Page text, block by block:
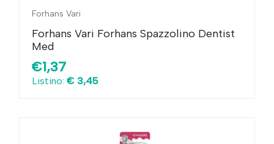
Forhans Vari
Forhans Vari Forhans Spazzolino Dentist
Med
€1,37
Listino: € 3,45